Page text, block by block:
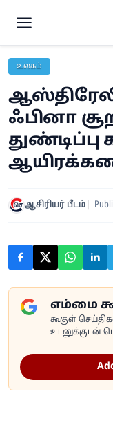
உலகம்
ஃபினா
ஆசிரியர் பீடம்
எம்மை
கூகுள்
உடனுக்குடன்